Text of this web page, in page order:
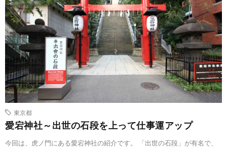
東京都
愛宕神社～出世の石段を上って仕事運アップ
今回は、虎ノ門にある愛宕神社の紹介です。 「出世の石段」が有名で、